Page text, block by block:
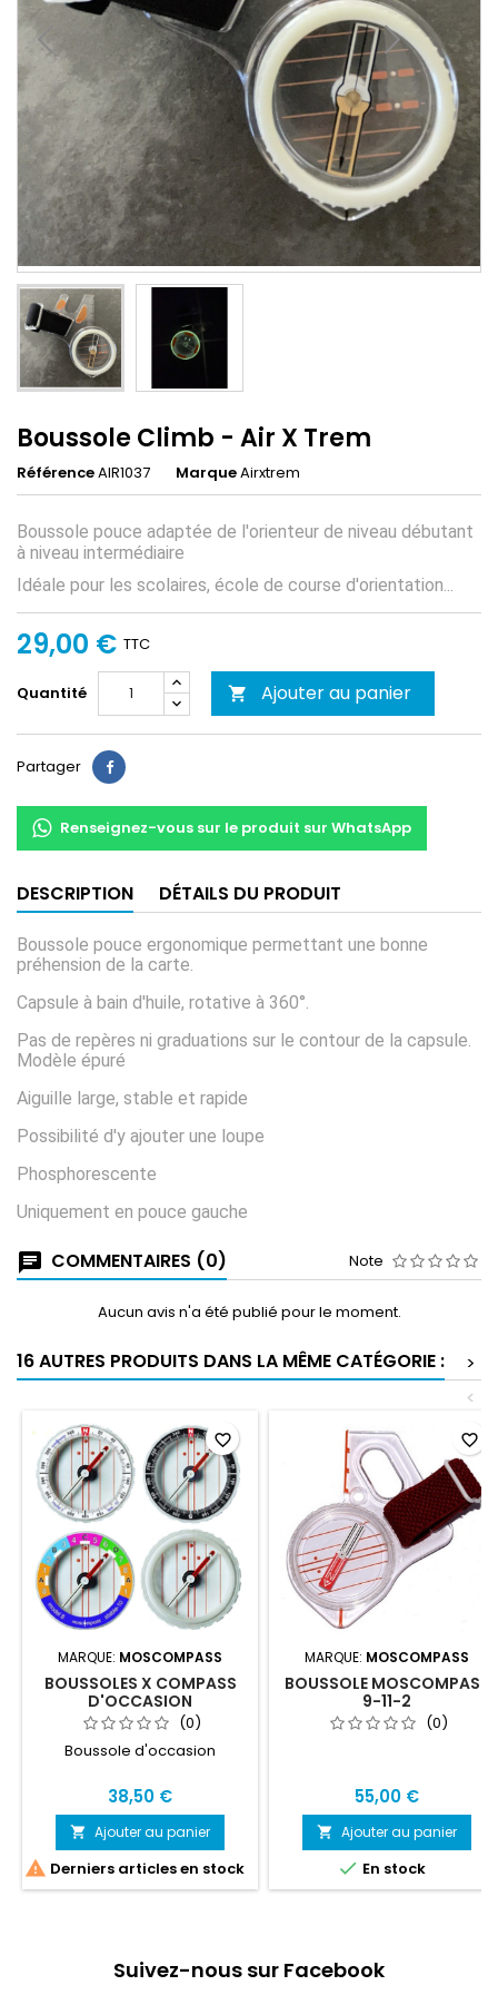
Boussole Climb - Air X Trem
RéférenceAIR1037 MarqueAirxtrem
Boussole pouce adaptée de l'orienteur de niveau débutant
à niveau intermédiaire
Idéale pour les scolaires, école de course d'orientation...
29,00 € TTC
Quantité  Ajouter au panier
Partager Partager
Renseignez-vous sur le produit sur WhatsApp
DESCRIPTION DÉTAILS DU PRODUIT
Boussole pouce ergonomique permettant une bonne
préhension de la carte.
Capsule à bain d'huile, rotative à 360°.
Pas de repères ni graduations sur le contour de la capsule.
Modèle épuré
Aiguille large, stable et rapide
Possibilité d'y ajouter une loupe
Phosphorescente
Uniquement en pouce gauche
COMMENTAIRES (0) Note
Aucun avis n'a été publié pour le moment.
16 AUTRES PRODUITS DANS LA MÊME CATÉGORIE :
>
<
MARQUE: MOSCOMPASS
BOUSSOLES X COMPASS
D'OCCASION
(0)
Boussole d'occasion
38,50 €
 Ajouter au panier
 Derniers articles en stock
favorite_border
MARQUE: MOSCOMPASS
BOUSSOLE MOSCOMPASS
9-11-2
(0)
55,00 €
 Ajouter au panier
 En stock
favorite_border
Suivez-nous sur Facebook